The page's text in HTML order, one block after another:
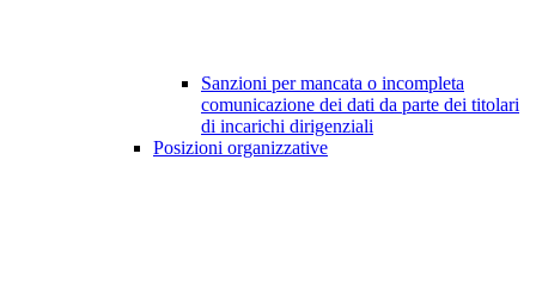
Sanzioni per mancata o incompleta
comunicazione dei dati da parte dei titolari
di incarichi dirigenziali
Posizioni organizzative